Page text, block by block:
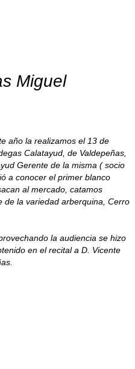
Miguel
año la realizamos el 13 de
Calatayud, de Valdepeñas,
Gerente de la misma ( socio
a conocer el primer blanco
al mercado, catamos
de la variedad arberquina, Cerro
la audiencia se hizo
en el recital a D. Vicente